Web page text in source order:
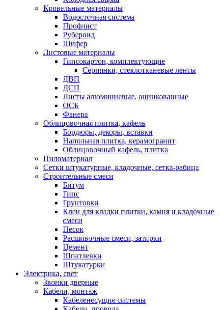
Кровельные материалы
Водосточная система
Профлист
Рубероид
Шифер
Листовые материалы
Гипсокартон, комплектующие
Серпянки, стеклотканевые ленты
ДВП
ДСП
Листы алюминиевые, оцинкованные
ОСБ
Фанера
Облицовочная плитка, кафель
Бордюры, декоры, вставки
Напольная плитка, керамогранит
Облицовочный кафель, плитка
Пиломатериал
Сетки штукатурные, кладочные, сетка-рабица
Строительные смеси
Битум
Гипс
Грунтовки
Клеи для кладки плитки, камня и кладочные
смеси
Песок
Расшивочные смеси, затирки
Цемент
Шпатлевки
Штукатурки
Электрика, свет
Звонки дверные
Кабели, монтаж
Кабеленесущие системы